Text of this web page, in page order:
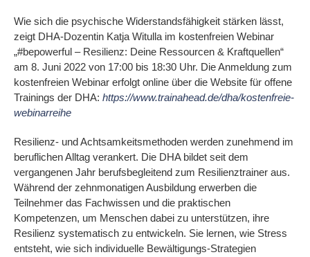
Wie sich die psychische Widerstandsfähigkeit stärken lässt,
zeigt DHA-Dozentin Katja Witulla im kostenfreien Webinar
„#bepowerful – Resilienz: Deine Ressourcen & Kraftquellen“
am 8. Juni 2022 von 17:00 bis 18:30 Uhr. Die Anmeldung zum
kostenfreien Webinar erfolgt online über die Website für offene
Trainings der DHA: https://www.trainahead.de/dha/kostenfreie-
webinarreihe
Resilienz- und Achtsamkeitsmethoden werden zunehmend im
beruflichen Alltag verankert. Die DHA bildet seit dem
vergangenen Jahr berufsbegleitend zum Resilienztrainer aus.
Während der zehnmonatigen Ausbildung erwerben die
Teilnehmer das Fachwissen und die praktischen
Kompetenzen, um Menschen dabei zu unterstützen, ihre
Resilienz systematisch zu entwickeln. Sie lernen, wie Stress
entsteht, wie sich individuelle Bewältigungs-Strategien